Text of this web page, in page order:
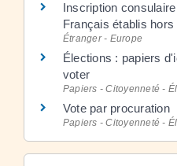
Inscription
Français établis hors
Étranger - Europe
Élections : papiers
voter
Papiers - Citoyenneté -
Vote par procuration
Papiers - Citoyenneté -